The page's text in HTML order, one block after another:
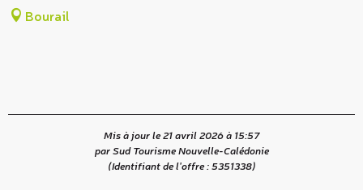
Bourail
Mis à jour le 21 avril 2026 à 15:57
par Sud Tourisme Nouvelle-Calédonie
(Identifiant de l'offre :5351338)